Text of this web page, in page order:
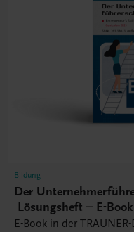
Bildung
Der
Lösungsheft – E-Book
E-Book in der